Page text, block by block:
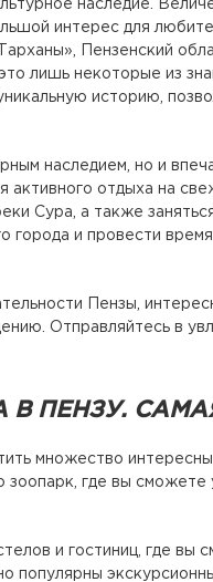
наследие.
интерес для
Пензенский
лишь некоторые из
историю,
наследием, но и
активного отдыха на
Сура, а также
города и провести
Пензы,
Отправляйтесь в
В ПЕНЗУ.
множество
зоопарк, где вы
и гостиниц, где вы
популярны